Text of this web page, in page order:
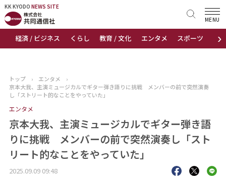
KK KYODO NEWS SITE
›
経済 / ビジネス くらし 教育 / 文化 エンタメ スポーツ 地域
MENU
KK KYODONEWS SITE
トップページ
ニュース
おすすめコンテンツ
出版物
会社概要
トップ › エンタメ
›
京本大我、主演ミュージカルでギター弾き語りに挑戦 メンバーの前で突然演奏
し「ストリート的なことをやっていた」
エンタメ
京本大我、主演ミュージカルでギター弾き語
りに挑戦 メンバーの前で突然演奏し「スト
リート的なことをやっていた」
2025.09.09 09:48